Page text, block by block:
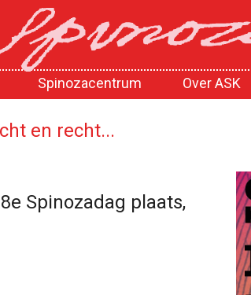
Spinozacentrum Over ASK
en recht...
Spinozadag plaats,